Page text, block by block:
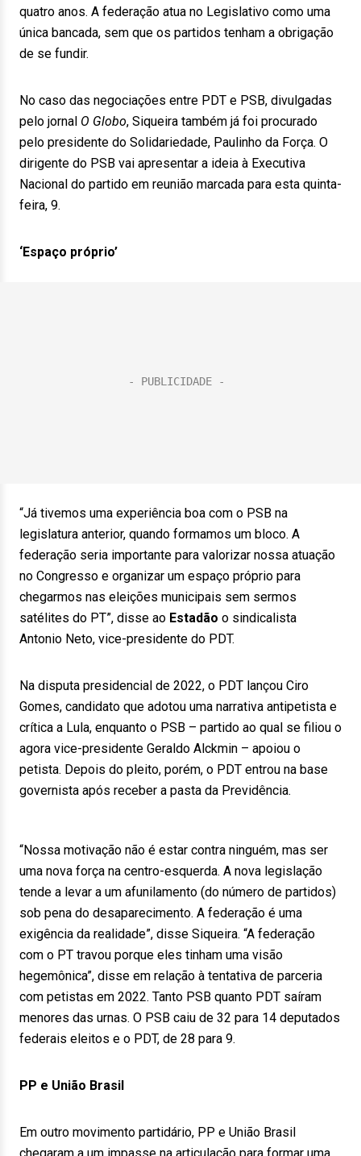
quatro anos. A federação atua no Legislativo como uma
única bancada, sem que os partidos tenham a obrigação
de se fundir.
No caso das negociações entre PDT e PSB, divulgadas
pelo jornal O Globo, Siqueira também já foi procurado
pelo presidente do Solidariedade, Paulinho da Força. O
dirigente do PSB vai apresentar a ideia à Executiva
Nacional do partido em reunião marcada para esta quinta-
feira, 9.
‘Espaço próprio’
“Já tivemos uma experiência boa com o PSB na
legislatura anterior, quando formamos um bloco. A
federação seria importante para valorizar nossa atuação
no Congresso e organizar um espaço próprio para
chegarmos nas eleições municipais sem sermos
satélites do PT”, disse ao Estadão o sindicalista
Antonio Neto, vice-presidente do PDT.
Na disputa presidencial de 2022, o PDT lançou Ciro
Gomes, candidato que adotou uma narrativa antipetista e
crítica a Lula, enquanto o PSB – partido ao qual se filiou o
agora vice-presidente Geraldo Alckmin – apoiou o
petista. Depois do pleito, porém, o PDT entrou na base
governista após receber a pasta da Previdência.
“Nossa motivação não é estar contra ninguém, mas ser
uma nova força na centro-esquerda. A nova legislação
tende a levar a um afunilamento (do número de partidos)
sob pena do desaparecimento. A federação é uma
exigência da realidade”, disse Siqueira. “A federação
com o PT travou porque eles tinham uma visão
hegemônica”, disse em relação à tentativa de parceria
com petistas em 2022. Tanto PSB quanto PDT saíram
menores das urnas. O PSB caiu de 32 para 14 deputados
federais eleitos e o PDT, de 28 para 9.
PP e União Brasil
Em outro movimento partidário, PP e União Brasil